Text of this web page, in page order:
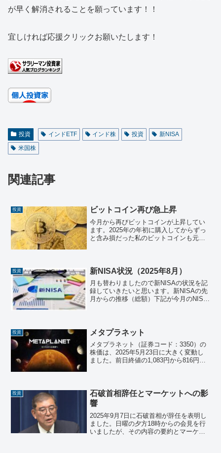
が早く解消されることを願っています！！
宜しければ応援クリックお願いたします！
投資 インドETF インド株 投資
新NISA
米国株
関連記事
投資 ビットコイン再び急上昇
今月から再びビットコインが上昇してい
ます。2025年の年初に購入してからずっ
と含み損だった私のビットコインも元金
追い風 🏛️米国...
投資 新NISA状況（2025年8月）
月も替わりましたので新NISAの状況を記
録していきたいと思います。新NISAの先
月からの推移（総額）下記が今月のNISA
５...
投資 メタプラネット
メタプラネット（証券コード：3350）の
株価は、2025年5月23日に大きく変動し
ました。前日終値の1,083円から816円へ
投資
石破首相辞任とマーケットへの影
響
2025年9月7日に石破首相が辞任を表明し
ました。日曜の夕方18時からの会見を行
いましたが、その内容の要約とマーケッ